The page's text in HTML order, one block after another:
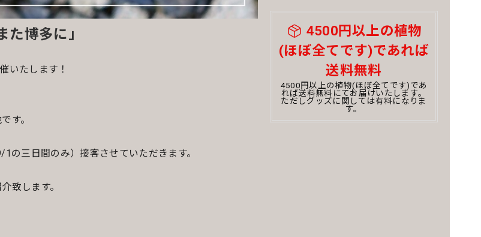
4500円以上の植物
(ほぼ全てです)であれば
送料無料
4500円以上の植物(ほぼ全てです)であ
れば送料無料にてお届けいたします。
ただしグッズに関しては有料になりま
す。
た博多に」
いたします！
す。
の三日間のみ）接客させていただきます。
致します。